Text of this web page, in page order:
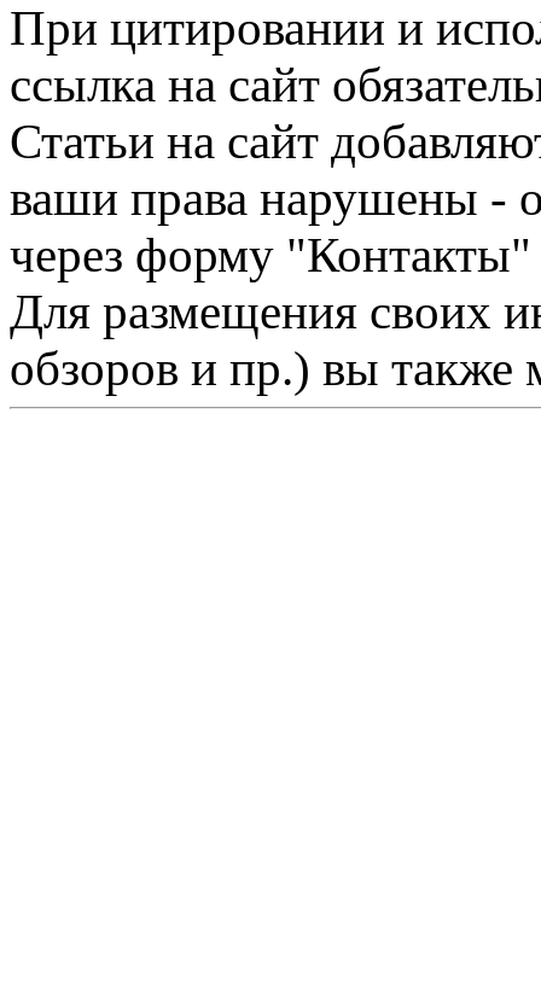
При цитировании и
ссылка на сайт
Статьи на сайт
ваши права нарушены -
через форму "Контакты"
Для размещения своих
обзоров и пр.) вы также